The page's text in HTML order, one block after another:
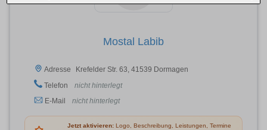
Mostal Labib
Adresse
Krefelder Str. 63, 41539 Dormagen
Telefon
nicht hinterlegt
E-Mail
nicht hinterlegt
Jetzt aktivieren: Logo, Beschreibung, Leistungen, Termine